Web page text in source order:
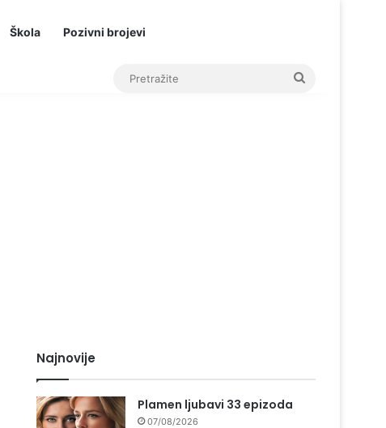
Škola Pozivni brojevi
Najnovije
Plamen ljubavi 33 epizoda
07/08/2026